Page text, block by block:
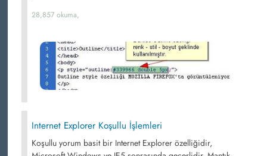
28,857 okuma,
Internet Explorer Koşullu İşlemleri
Koşullu yorum basit bir Internet Explorer özelliğidir,